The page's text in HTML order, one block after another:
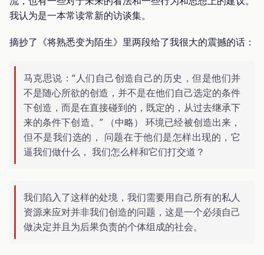
我认为是一本常读常新的访谈集。
摘抄了《将熟悉变为陌生》里两段给了我很大的震撼的话：
马克思说：“人们自己创造自己的历史，但是他们并
不是随心所欲的创造，并不是在他们自己选定的条件
下创造，而是在直接碰到的，既定的，从过去继承下
来的条件下创造。” （中略） 环境已经被创造出来，
但不是我们选的， 问题在于他们是怎样出现的，它
逼我们做什么， 我们怎么样和它们打交道？
我们陷入了这样的处境，我们需要用自己所有的私人
资源来应对并非我们创造的问题，这是一个必须自己
做决定并且为后果负责的个体组成的社会。